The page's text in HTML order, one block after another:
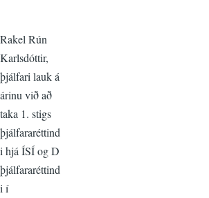
Rakel Rún
Karlsdóttir,
þjálfari lauk á
árinu við að
taka 1. stigs
þjálfararéttind
i hjá ÍSÍ og D
þjálfararéttind
i í